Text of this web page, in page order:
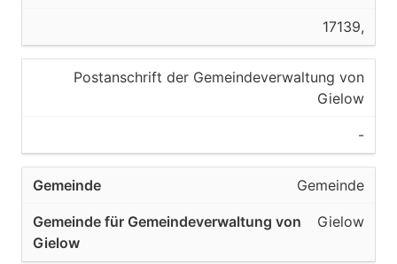
17139,
Postanschrift der Gemeindeverwaltung von
Gielow
-
Gemeinde
Gielow